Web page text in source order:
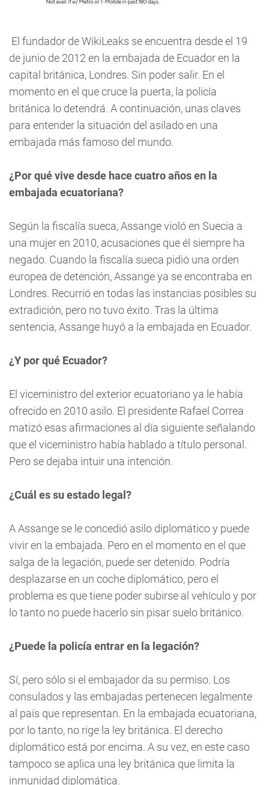
El fundador de WikiLeaks se encuentra desde el 19
de junio de 2012 en la embajada de Ecuador en la
capital británica, Londres. Sin poder salir. En el
momento en el que cruce la puerta, la policía
británica lo detendrá. A continuación, unas claves
para entender la situación del asilado en una
embajada más famoso del mundo.
¿Por qué vive desde hace cuatro años en la
embajada ecuatoriana?
Según la fiscalía sueca, Assange violó en Suecia a
una mujer en 2010, acusaciones que él siempre ha
negado. Cuando la fiscalía sueca pidió una orden
europea de detención, Assange ya se encontraba en
Londres. Recurrió en todas las instancias posibles su
extradición, pero no tuvo éxito. Tras la última
sentencia, Assange huyó a la embajada en Ecuador.
¿Y por qué Ecuador?
El viceministro del exterior ecuatoriano ya le había
ofrecido en 2010 asilo. El presidente Rafael Correa
matizó esas afirmaciones al día siguiente señalando
que el viceministro había hablado a título personal.
Pero se dejaba intuir una intención.
¿Cuál es su estado legal?
A Assange se le concedió asilo diplomático y puede
vivir en la embajada. Pero en el momento en el que
salga de la legación, puede ser detenido. Podría
desplazarse en un coche diplomático, pero el
problema es que tiene poder subirse al vehículo y por
lo tanto no puede hacerlo sin pisar suelo británico.
¿Puede la policía entrar en la legación?
Sí, pero sólo si el embajador da su permiso. Los
consulados y las embajadas pertenecen legalmente
al país que representan. En la embajada ecuatoriana,
por lo tanto, no rige la ley británica. El derecho
diplomático está por encima. A su vez, en este caso
tampoco se aplica una ley británica que limita la
inmunidad diplomática.